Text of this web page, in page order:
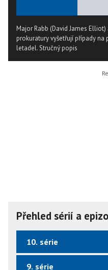
Major Rabb (David James
prokuratury vyšetřují případy
letadel.Stručný popis
Přehled sérií a
10. série
9. série